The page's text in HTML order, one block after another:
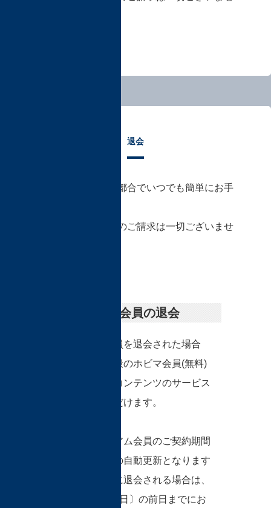
退会
退会は、会員様のご都合でいつでも簡単にお手
また、解約違約金等のご請求は一切ございませ
プレミアム会員の退会
プレミアム会員を退会された場合
は、以後、一般のホビマ会員(無料)
としてホビマコンテンツのサービス
をお受けいただけます。
また、プレミアム会員のご契約期間
は月間契約での自動更新となります
ので、当月中に退会される場合は、
更新日〔毎月1日〕の前日までにお